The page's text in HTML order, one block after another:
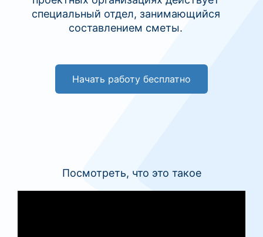
специальный отдел, занимающийся
составлением сметы.
Начать работу бесплатно
Посмотреть, что это такое